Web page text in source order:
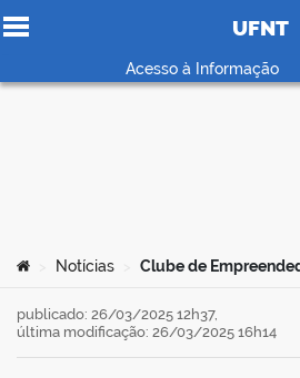
Ir para o conteúdo
UFNT
Acesso à Informação
Você está aqui:
Notícias
publicado: 26/03/2025 12h37,
última modificação: 26/03/2025 16h14